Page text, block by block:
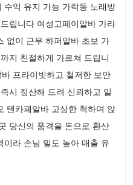
수익 유지 가능 가락동 노래방
립니다 여성고페이알바 가라
없이 근무 하퍼알바 초보 가
지 친절하게 가르쳐 드립니
프라이빗하고 철저한 보안
시 정산해 드려 신뢰하고 일
텐카페알바 고상한 척하며 앉
당신의 품격을 돈으로 환산
라 손님 밀도 높아 매출 유